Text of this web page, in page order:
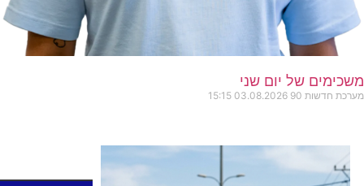
משכימים של יום שני
מערכת חדשות 90 03.08.2026
15:15